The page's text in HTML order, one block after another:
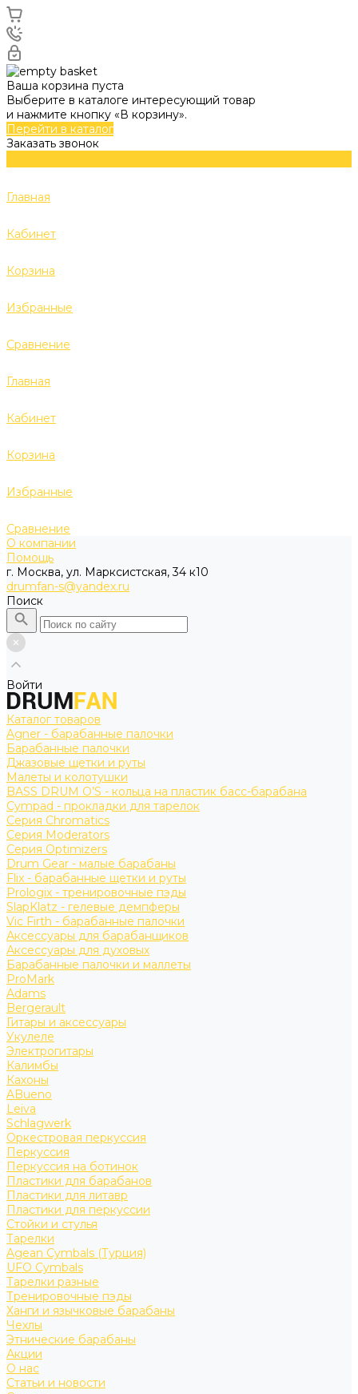
Ваша корзина пуста
Выберите в каталоге интересующий товар
и нажмите кнопку «В корзину».
Перейти в каталог
Заказать звонок
Главная
Кабинет
Корзина
Избранные
Сравнение
Главная
Кабинет
Корзина
Избранные
Сравнение
О компании
Помощь
г. Москва, ул. Марксистская, 34 к10
drumfan-s@yandex.ru
Поиск
Войти
Каталог товаров
Agner - барабанные палочки
Барабанные палочки
Джазовые щетки и руты
Малеты и колотушки
BASS DRUM O’S - кольца на пластик басс-барабана
Cympad - прокладки для тарелок
Серия Chromatics
Серия Moderators
Серия Optimizers
Drum Gear - малые барабаны
Flix - барабанные щетки и руты
Prologix - тренировочные пэды
SlapKlatz - гелевые демпферы
Vic Firth - барабанные палочки
Аксессуары для барабанщиков
Аксессуары для духовых
Барабанные палочки и маллеты
ProMark
Adams
Bergerault
Гитары и аксессуары
Укулеле
Электрогитары
Калимбы
Кахоны
ABueno
Leiva
Schlagwerk
Оркестровая перкуссия
Перкуссия
Перкуссия на ботинок
Пластики для барабанов
Пластики для литавр
Пластики для перкуссии
Стойки и стулья
Тарелки
Agean Cymbals (Турция)
UFO Cymbals
Тарелки разные
Тренировочные пэды
Ханги и язычковые барабаны
Чехлы
Этнические барабаны
Акции
О нас
Статьи и новости